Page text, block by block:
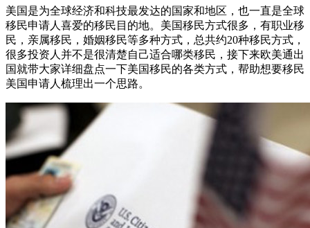
美国是为全球经济和科技最发达的国家和地区，也一直是全球
移民申请人喜爱的移民目的地。美国移民方式很多，有职业移
民，亲属移民，婚姻移民等多种方式，总共约20种移民方式，
很多投资人并不是很清楚自己适合哪类移民，接下来欧美通出
国就带大家详细盘点一下美国移民的各类方式，帮助想要移民
美国申请人梳理出一个思路。